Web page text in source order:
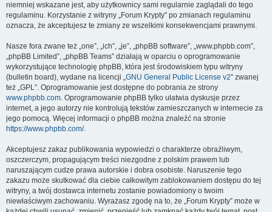
niemniej wskazane jest, aby użytkownicy sami regularnie zaglądali do tego
regulaminu. Korzystanie z witryny „Forum Krypty” po zmianach regulaminu
oznacza, że akceptujesz te zmiany ze wszelkimi konsekwencjami prawnymi.
Nasze fora zwane też „one”, „ich”, „je”, „phpBB software”, „www.phpbb.com”,
„phpBB Limited”, „phpBB Teams” działają w oparciu o oprogramowanie
wykorzystujące technologię phpBB, która jest środowiskiem typu witryny
(bulletin board), wydane na licencji „GNU General Public License v2” zwanej
też „GPL”. Oprogramowanie jest dostępne do pobrania ze strony
www.phpbb.com. Oprogramowanie phpBB tylko ułatwia dyskusje przez
internet, a jego autorzy nie kontrolują tekstów zamieszczanych w internecie za
jego pomocą. Więcej informacji o phpBB można znaleźć na stronie
https://www.phpbb.com/.
Akceptujesz zakaz publikowania wypowiedzi o charakterze obraźliwym,
oszczerczym, propagującym treści niezgodne z polskim prawem lub
naruszającym cudze prawa autorskie i dobra osobiste. Naruszenie tego
zakazu może skutkować dla ciebie całkowitym zablokowaniem dostępu do tej
witryny, a twój dostawca internetu zostanie powiadomiony o twoim
niewłaściwym zachowaniu. Wyrażasz zgodę na to, że „Forum Krypty” może w